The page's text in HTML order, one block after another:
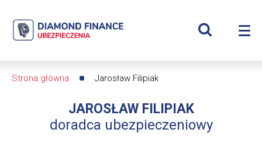
Jarosław
Diamond
Finance
Wyświetl
nawigacyjna
Strona główna Jarosław Filipiak
JAROSŁAW FILIPIAK
doradca ubezpieczeniowy